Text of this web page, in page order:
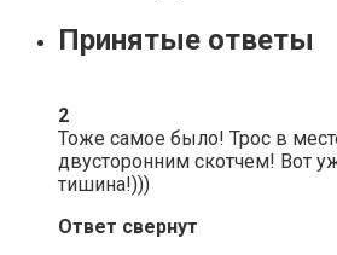
Принятые ответы
2
Тоже самое было! Трос в
двусторонним скотчем! Вот
тишина!)))
Ответ свернут